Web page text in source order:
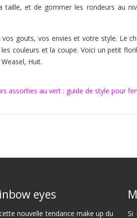
taille, et de gommer les rondeurs au
gouts, vos envies et votre style. Le
couleurs et la coupe. Voici un petit
Huit.
assorties au vert : guide de style pour
eyes
nouvelle tendance make up du Si